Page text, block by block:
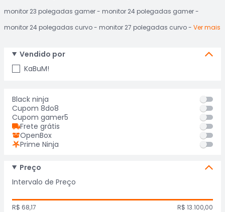
Mais Vendidos
monitor 23 polegadas gamer
monitor 24 polegadas gamer
monitor 24 polegadas curvo
monitor 27 polegadas curvo Ver mais
Vendido por
KaBuM!
Black ninja
Cupom 8do8
Cupom gamer5
Frete grátis
OpenBox
Prime Ninja
Preço
Intervalo de Preço
R$ 68,17
R$ 13.100,00